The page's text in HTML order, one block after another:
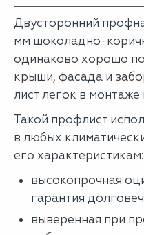
Двусторонний
мм шоколадно-
одинаково хорошо
крыши, фасада и
лист легок в
Такой профлист
в любых
его характеристикам:
высокопрочная
гарантия
выверенная при